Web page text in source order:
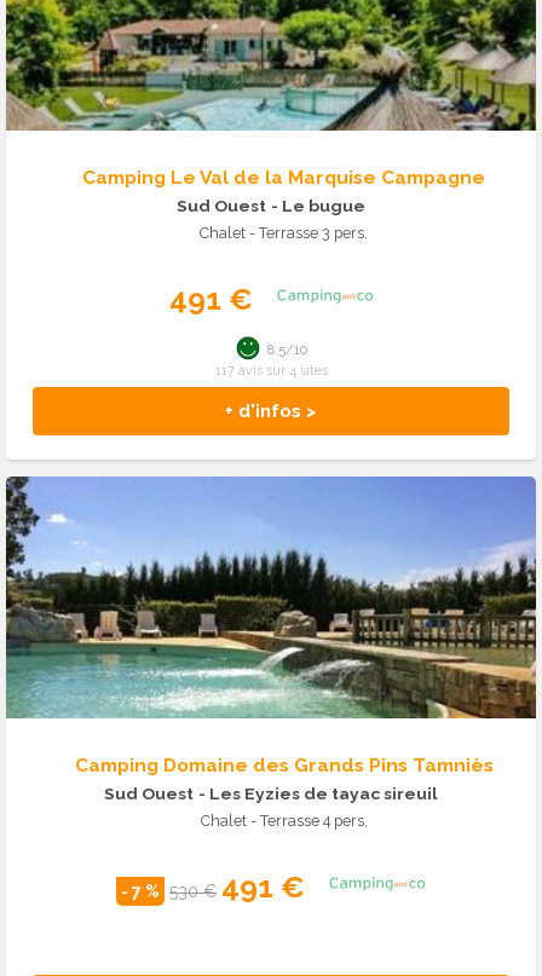
Camping Le Val de la Marquise Campagne
Sud Ouest - Le bugue
Chalet - Terrasse 3 pers.
491 €
+ d'infos >
8.5/10
117 avis sur 4 sites
Camping Domaine des Grands Pins Tamniès
Sud Ouest - Les Eyzies de tayac sireuil
Chalet - Terrasse 4 pers.
- 7 % 530 € 491 €